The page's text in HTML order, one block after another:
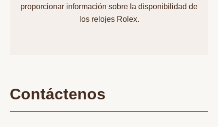
proporcionar información sobre la disponibilidad de
los relojes Rolex.
Contáctenos